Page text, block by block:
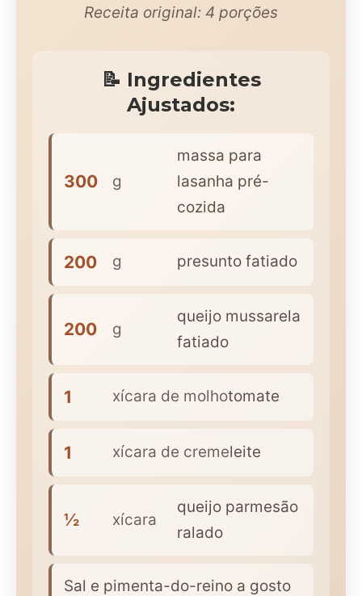
Receita original: 4 porções
📝 Ingredientes
Ajustados:
300 g
massa para
lasanha pré-
cozida
200 g presunto fatiado
200 g
queijo mussarela
fatiado
1 xícara de molhotomate
1 xícara de cremeleite
½ xícara
queijo parmesão
ralado
Sal e pimenta-do-reino a gosto